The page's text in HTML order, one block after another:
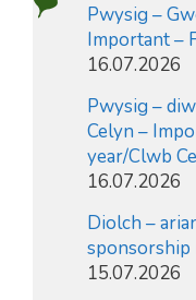
Pwysig –
Important –
16.07.2026
Pwysig –
Celyn –
year/Clwb
16.07.2026
Diolch –
sponsorship
15.07.2026